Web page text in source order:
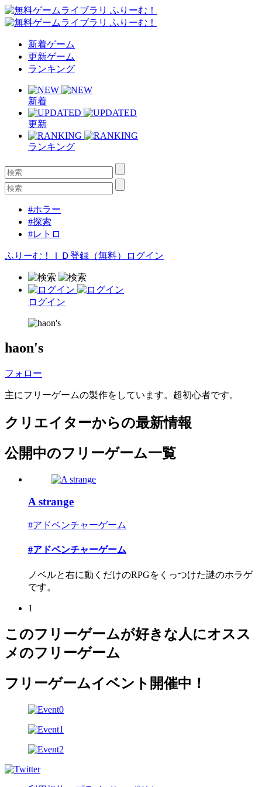
新着ゲーム
更新ゲーム
ランキング
新着
更新
ランキング
#ホラー
#探索
#レトロ
ふりーむ！ＩＤ登録（無料） ログイン
ログイン
haon's
フォロー
主にフリーゲームの製作をしています。超初心者です。
クリエイターからの最新情報
公開中のフリーゲーム一覧
A strange
#アドベンチャーゲーム
#アドベンチャーゲーム
ノベルと右に動くだけのRPGをくっつけた謎のホラゲ
です。
1
このフリーゲームが好きな人にオスス
メのフリーゲーム
フリーゲームイベント開催中！